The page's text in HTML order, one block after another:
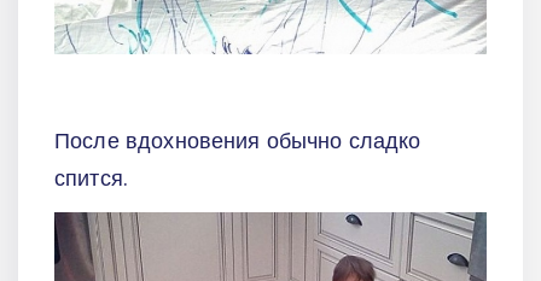
После вдохновения обычно сладко
спится.